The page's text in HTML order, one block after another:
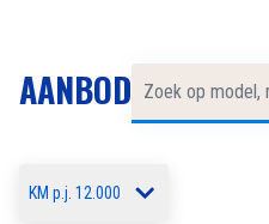
AANBOD
KM p.j. 12.000